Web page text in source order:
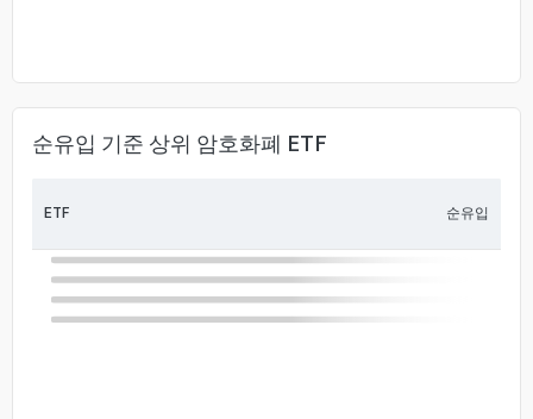
순유입 기준 상위 암호화폐 ETF
ETF 순유입